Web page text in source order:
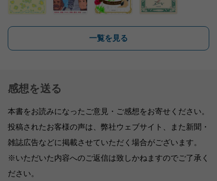
一覧を見る
感想を送る
本書をお読みになったご意見・ご感想をお寄せください。
投稿されたお客様の声は、弊社ウェブサイト、また新聞・
雑誌広告などに掲載させていただく場合がございます。
※いただいた内容へのご返信は致しかねますのでご了承く
ださい。